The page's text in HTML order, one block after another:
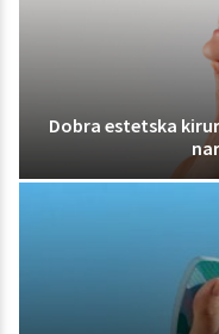
Dobra estetska